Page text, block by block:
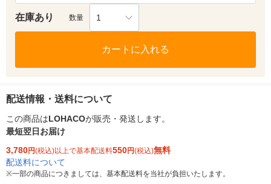
在庫あり 数量 1
カートに入れる
配送情報・送料について
この商品はLOHACOが販売・発送します。
最短翌日お届け
3,780円(税込)以上で基本配送料550円(税込)無料
配送料について
※一部の商品につきましては、基本配送料を当社が負担いたします。